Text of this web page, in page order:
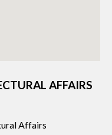
AFFAIRS
Affairs